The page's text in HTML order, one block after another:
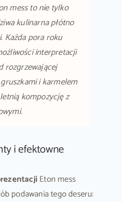
mess to nie tylko
kulinarna płótno
Każda pora roku
interpretacji
rozgrzewającej
i karmelem
kompozycję z
i efektowne
Eton mess
podawania tego deseru: